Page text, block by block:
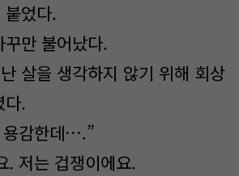
붙었다.
만 불어났다.
살을 생각하지 않기 위해 회상
다.
용감한데….”
. 저는 겁쟁이에요.